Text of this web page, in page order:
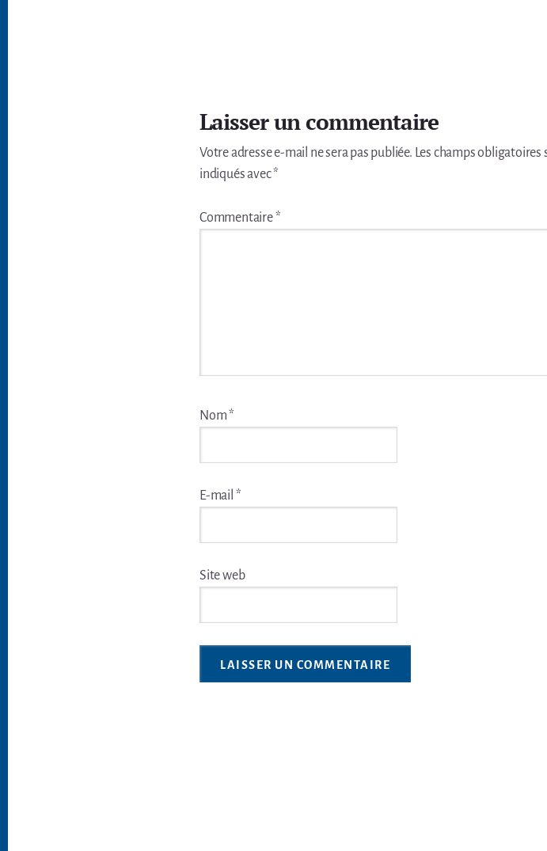
Laisser un commentaire
Votre adresse e-mail ne sera pas publiée. Les champs obligatoires
indiqués avec*
Commentaire*
Nom*
E-mail *
Site web